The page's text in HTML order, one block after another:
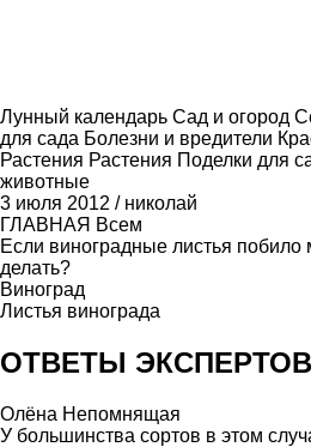
Лунный календарь Сад и огород
для сада Болезни и вредители
Растения Растения Поделки для
животные
3 июля 2012 / николай
ГЛАВНАЯ Всем
Если виноградные листья побило
делать?
Виноград
Листья винограда
ОТВЕТЫ ЭКСПЕРТОВ
Олёна Непомнящая
У большинства сортов в этом